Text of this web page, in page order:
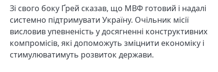
Зі свого боку Ґрей сказав, що МВФ готовий і надалі
системно підтримувати Україну. Очільник місії
висловив упевненість у досягненні конструктивних
компромісів, які допоможуть зміцнити економіку і
стимулюватимуть розвиток держави.